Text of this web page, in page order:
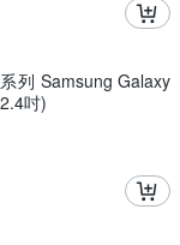
列 Samsung Galaxy
吋)